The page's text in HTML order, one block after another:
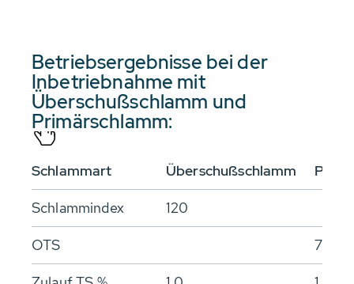
Betriebsergebnisse bei der
Inbetriebnahme mit
Überschußschlamm und
Primärschlamm:
Schlammart Überschußschlamm
Schlammindex 120
OTS 78 %